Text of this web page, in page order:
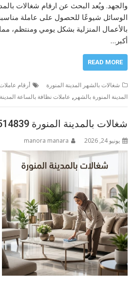
والجهد. ويُعد البحث عن ارقام شغالات
الوسائل شيوعًا للحصول على عاملة
بالأعمال المنزلية بشكل يومي ومنتظم،
أكبر…
READ MORE
شغالات بالشهر المدينة المنورة أرقام
المدينة المنورة بالشهر , عاملات نظافة بالساعة
شغالات بالمدينة المنورة 0508514839
يونيو 24, 2026 manora manara